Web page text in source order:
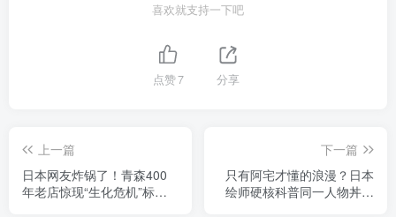
喜欢就支持一下吧
点赞7 分享
上一篇
日本网友炸锅了！青森400
年老店惊现“生化危机”标
下一篇
只有阿宅才懂的浪漫？日本
绘师硬核科普同一人物丼，